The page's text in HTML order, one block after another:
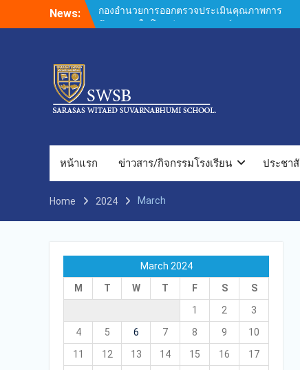
News:
กองอำนวยการออกตรวจประเมินคุณภาพการ
ศึกษาภายในโรงเรียนตามเกณฑ์คุณภาพการ
ศึกษาภายในโรงเรียนตามเกณฑ์คุณภาพการ
ศึกษาเพื่อการดำเนินการที่เป็นเลิศประจำปี
กองอำนวยการออกตรวจประเมินคุณภาพการ
ศึกษาภายในโรงเรียนตามเกณฑ์คุณภาพการ
การศึกษาในเครือสารสาสน์
การศึกษา 2569 ของกลุ่มสถาบันการศึกษาใน
หน้าแรก ข่าวสาร/กิจกรรมโรงเรียน ประชา
Home 2024 March
March 2024
M
T W T F S
S
1
2
3
4
5 6 7 8 9
10
11
12 13 14 15 16
17